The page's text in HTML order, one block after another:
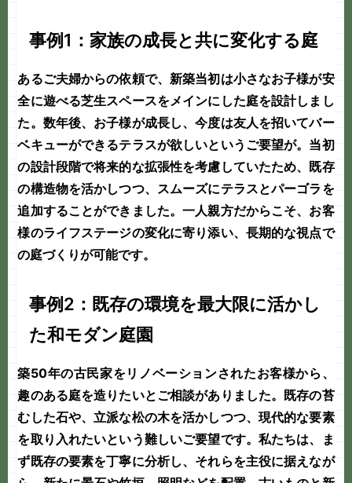
事例1：家族の成長と共に変化する庭
あるご夫婦からの依頼で、新築当初は小さなお子様が安
全に遊べる芝生スペースをメインにした庭を設計しまし
た。数年後、お子様が成長し、今度は友人を招いてバー
ベキューができるテラスが欲しいというご要望が。当初
の設計段階で将来的な拡張性を考慮していたため、既存
の構造物を活かしつつ、スムーズにテラスとパーゴラを
追加することができました。一人親方だからこそ、お客
様のライフステージの変化に寄り添い、長期的な視点で
の庭づくりが可能です。
事例2：既存の環境を最大限に活かし
た和モダン庭園
築50年の古民家をリノベーションされたお客様から、
趣のある庭を造りたいとご相談がありました。既存の苔
むした石や、立派な松の木を活かしつつ、現代的な要素
を取り入れたいという難しいご要望です。私たちは、ま
ず既存の要素を丁寧に分析し、それらを主役に据えなが